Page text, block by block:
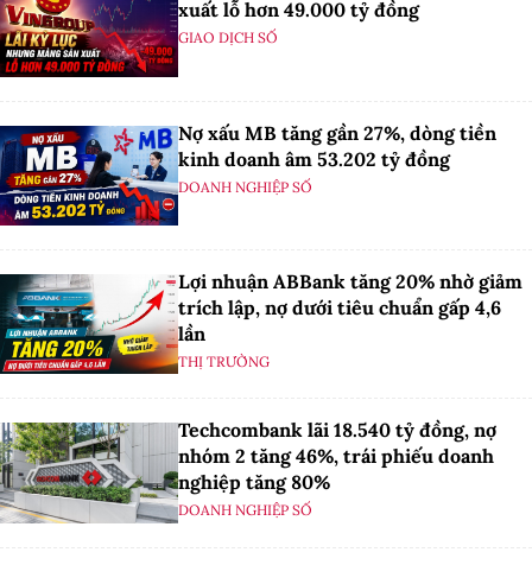
xuất lỗ hơn 49.000 tỷ đồng
GIAO DỊCH SỐ
Nợ xấu MB tăng gần 27%, dòng tiền
kinh doanh âm 53.202 tỷ đồng
DOANH NGHIỆP SỐ
Lợi nhuận ABBank tăng 20% nhờ giảm
trích lập, nợ dưới tiêu chuẩn gấp 4,6
lần
THỊ TRƯỜNG
Techcombank lãi 18.540 tỷ đồng, nợ
nhóm 2 tăng 46%, trái phiếu doanh
nghiệp tăng 80%
DOANH NGHIỆP SỐ